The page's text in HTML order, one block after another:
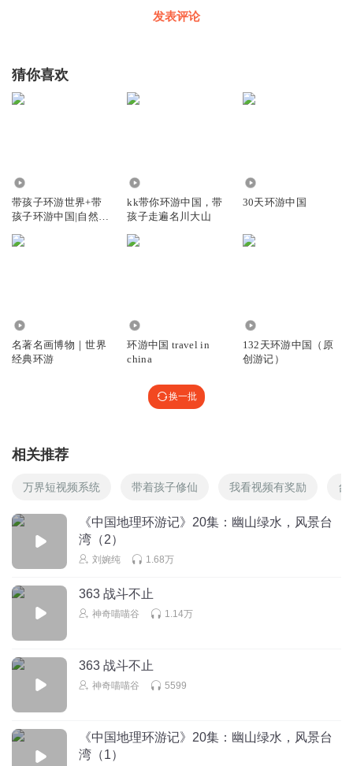
发表评论
猜你喜欢
带孩子环游世界+带
孩子环游中国|自然人
kk带你环游中国，带
孩子走遍名川大山
30天环游中国
名著名画博物｜世界
经典环游
环游中国 travel in
china
132天环游中国（原
创游记）
换一批
相关推荐
万界短视频系统 带着孩子修仙 我看视频有奖励 台
《中国地理环游记》20集：幽山绿水，风景台
湾（2）
刘婉纯 1.68万
363 战斗不止
神奇喵喵谷 1.14万
363 战斗不止
神奇喵喵谷 5599
《中国地理环游记》20集：幽山绿水，风景台
湾（1）